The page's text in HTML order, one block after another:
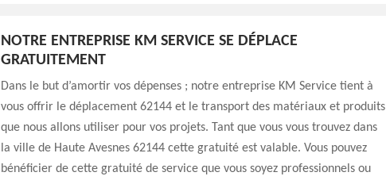
NOTRE ENTREPRISE KM SERVICE SE DÉPLACE
GRATUITEMENT
Dans le but d’amortir vos dépenses ; notre entreprise KM Service tient à
vous offrir le déplacement 62144 et le transport des matériaux et produits
que nous allons utiliser pour vos projets. Tant que vous vous trouvez dans
la ville de Haute Avesnes 62144 cette gratuité est valable. Vous pouvez
bénéficier de cette gratuité de service que vous soyez professionnels ou